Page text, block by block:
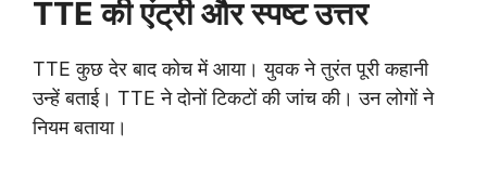
TTE की एंट्री और स्पष्ट उत्तर
TTE कुछ देर बाद कोच में आया। युवक ने तुरंत पूरी कहानी
उन्हें बताई। TTE ने दोनों टिकटों की जांच की। उन लोगों ने
नियम बताया।